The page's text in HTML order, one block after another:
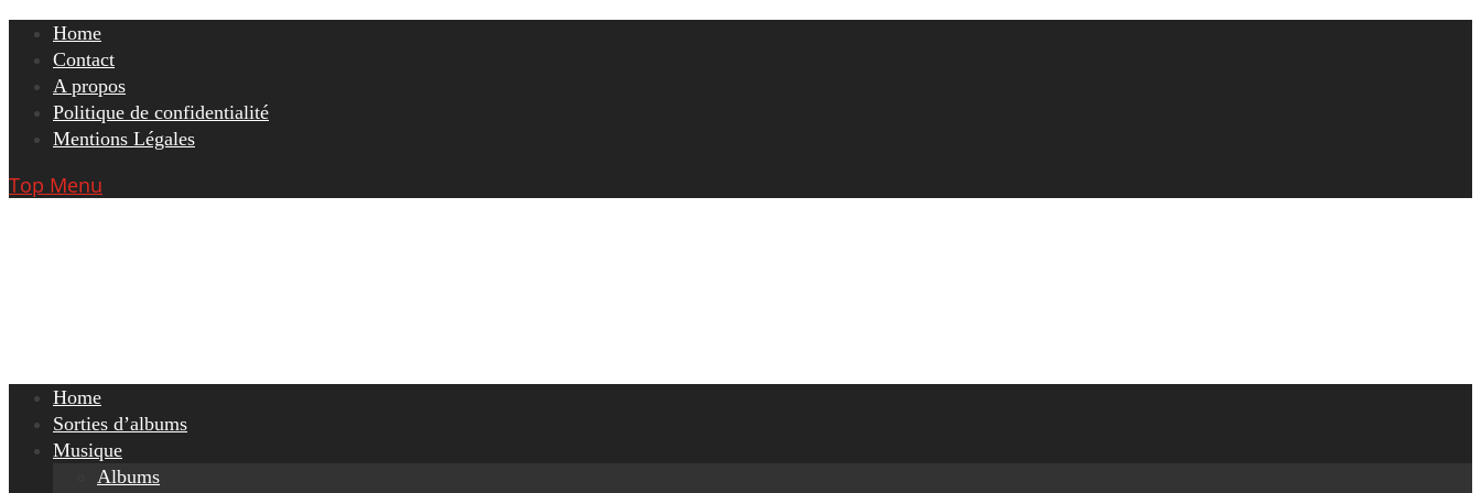
Skip
content
Home
Contact
A propos
Politique de confidentialité
Mentions Légales
Top Menu
Home
Sorties d’albums
Musique
Albums